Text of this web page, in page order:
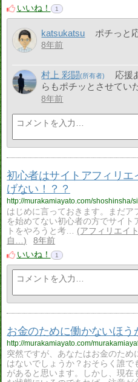
いいね！
1
katsukatsu ポチっと
8年前
村上 彩闘
応援
らもポチッとさせてい
8年前
初心者はサイトアフィリエ
げない！？？
http://murakamiayato.com/shoshinsha/
はじめに言っておきます。まだア
を始めてない初心者の方でサイト
トをやろうと考…
アフィリエイ
自…
8年前
いいね！
1
お金のために働かないほう
http://murakamiayato.com/
突然ですが、あなたはお金のため
はないでしょうか？おそらく誰で
があると思います。しかし、現在